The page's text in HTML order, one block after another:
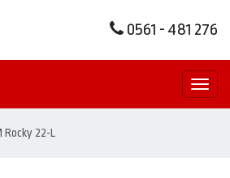
0561 - 481 276
Rocky 22-L